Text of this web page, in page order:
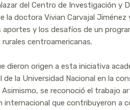
del Centro de Investigación y
la doctora Vivian Carvajal
y los desafíos de un
centroamericanas.
origen a esta iniciativa
la Universidad Nacional en la
se reconoció el trabajo
que contribuyeron a